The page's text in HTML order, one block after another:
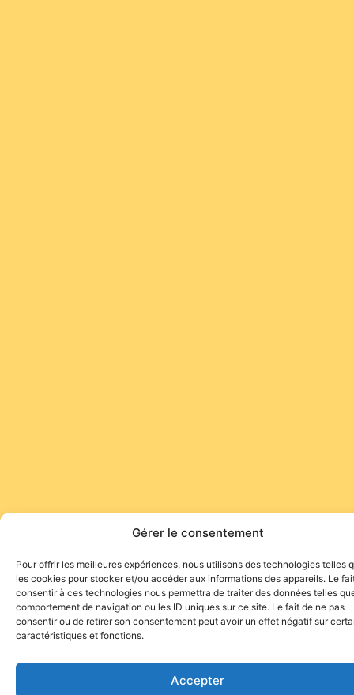
Gérer le consentement
Pour offrir les meilleures expériences, nous utilisons des technologies telles
les cookies pour stocker et/ou accéder aux informations des appareils. Le
consentir à ces technologies nous permettra de traiter des données telles
comportement de navigation ou les ID uniques sur ce site. Le fait de ne pas
consentir ou de retirer son consentement peut avoir un effet négatif sur
caractéristiques et fonctions.
Accepter